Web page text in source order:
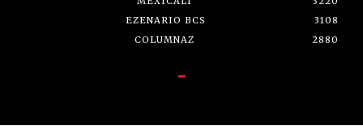
EZENARIO BCS
3108
COLUMNAZ
2880
-